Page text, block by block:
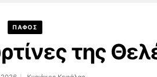
ΠΑΦΟΣ
της